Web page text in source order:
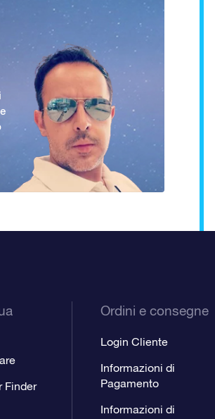
Finder
Ordini e consegne
Login Cliente
Informazioni di
Pagamento
Informazioni di